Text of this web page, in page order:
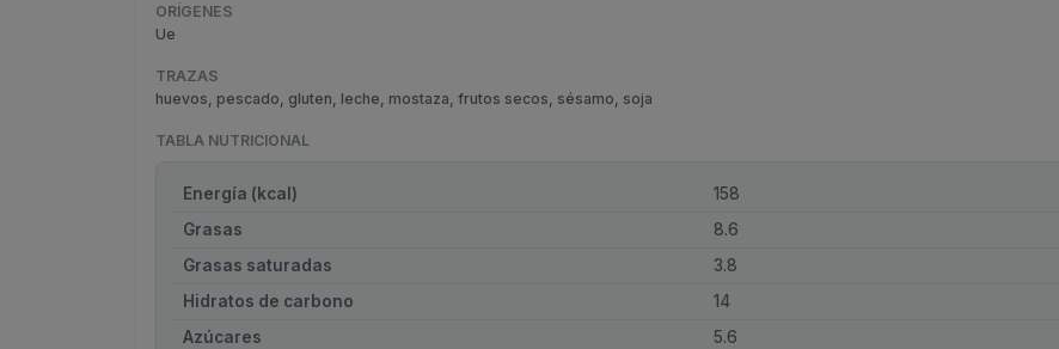
ORÍGENES
Ue
TRAZAS
huevos, pescado, gluten, leche, mostaza, frutos secos, sésamo, soja
TABLA NUTRICIONAL
Energía (kcal)
158
Grasas
8.6
Grasas saturadas
3.8
Hidratos de carbono
14
Azúcares
5.6